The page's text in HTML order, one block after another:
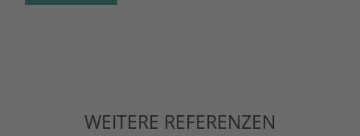
WEITERE REFERENZEN